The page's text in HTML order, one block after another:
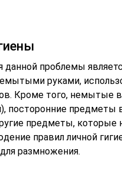
проблемы
руками,
Кроме того, немытые
посторонние предметы
предметы, которые
правил личной
размножения.